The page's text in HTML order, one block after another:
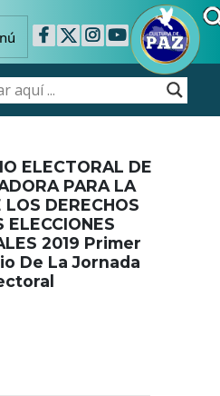
ELECTORAL DE
PARA LA
LOS DERECHOS
ELECCIONES
2019 Primer
De La Jornada